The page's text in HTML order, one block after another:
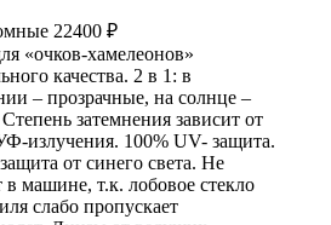
22400 ₽
«очков-хамелеонов»
качества. 2 в 1: в
– прозрачные, на солнце –
затемнения зависит от
излучения. 100% UV- защита.
от синего света. Не
машине, т.к. лобовое стекло
слабо пропускает